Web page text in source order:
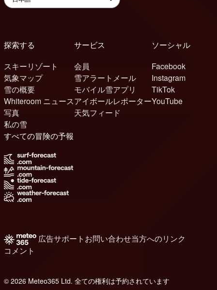
探索する
スキーリゾート
気象マップ
雪の概要
Whiteroom ニュース
写真
私の雪
サービス
会員
雪アラートメール
モバイル雪アプリ
アイボールレポーター
天気フィード
ソーシャル
Facebook
Instagram
TikTok
YouTube
すべての冒険の予報
広告サポート お問い合わせ当方へのリンク
コメント
© 2026 Meteo365 Ltd. 全ての権利は予約されています